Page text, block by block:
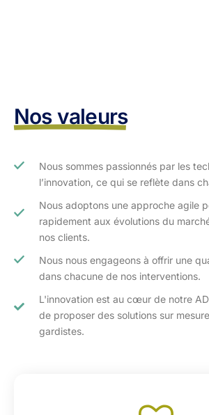
Nos valeurs
Nous sommes passionnés par les
l’innovation, ce qui se reflète dans
Nous adoptons une approche agile
rapidement aux évolutions du
nos clients.​
Nous nous engageons à offrir une
dans chacune de nos interventions.
L'innovation est au cœur de notre
de proposer des solutions sur
gardistes.